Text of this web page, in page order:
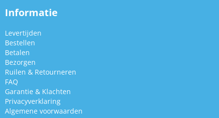
Informatie
Levertijden
Bestellen
Betalen
Bezorgen
Ruilen & Retourneren
FAQ
Garantie & Klachten
Privacyverklaring
Algemene voorwaarden